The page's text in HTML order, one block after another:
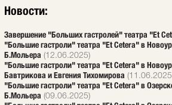
Новости:
Завершение "Больших гастролей" театра "Et
"Большие гастроли" театра "Et Cetera" в
Б.Мольера (12.06.2025)
"Большие гастроли" театра "Et Cetera" в
Бавтрикова и Евгения Тихомирова
"Большие гастроли" театра "Et Cetera" в
Б.Мольера (09.06.2025)